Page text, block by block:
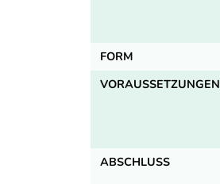
FORM
VORAUSSETZUNGEN
ABSCHLUSS